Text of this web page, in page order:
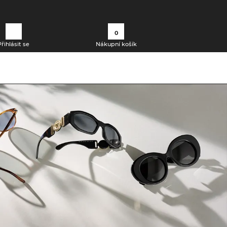
se
0
Nákupní košík